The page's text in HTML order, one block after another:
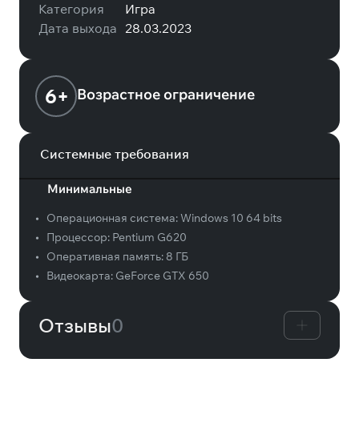
Категория
Игра
Дата выхода 28.03.2023
6+ Возрастное ограничение
Системные требования
Минимальные
• Операционная система:Windows 10 64 bits
•
Процессор: Pentium G620
•
Оперативная память: 8 ГБ
•
Видеокарта: GeForce GTX 650
Отзывы0